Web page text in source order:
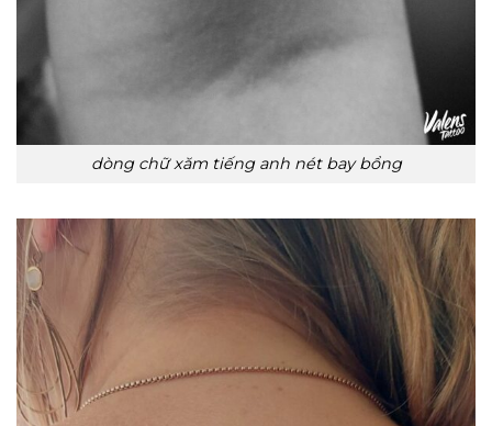
dòng chữ xăm tiếng anh nét bay bổng